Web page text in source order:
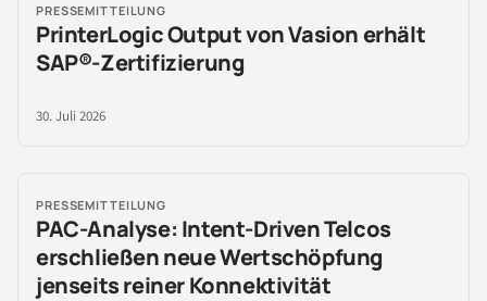
PRESSEMITTEILUNG
PrinterLogic Output von Vasion erhält
SAP®-Zertifizierung
30. Juli 2026
PRESSEMITTEILUNG
PAC-Analyse: Intent-Driven Telcos
erschließen neue Wertschöpfung
jenseits reiner Konnektivität